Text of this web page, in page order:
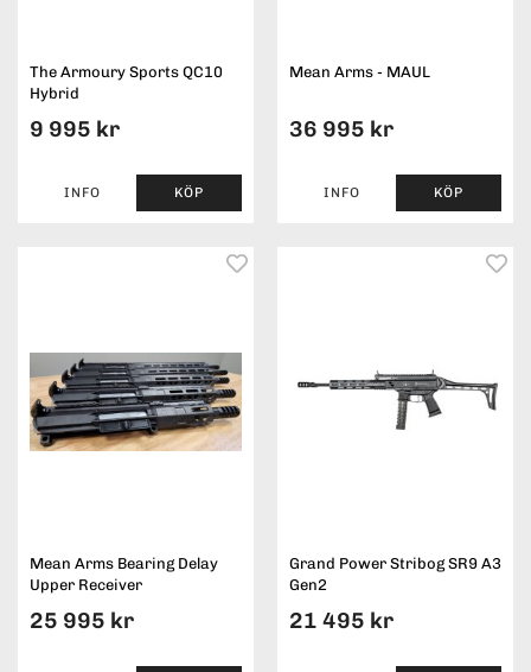
The Armoury Sports QC10
Hybrid
9 995 kr
INFO KÖP
Mean Arms - MAUL
36 995 kr
INFO KÖP
Mean Arms Bearing Delay
Upper Receiver
25 995 kr
Grand Power Stribog SR9 A3
Gen2
21 495 kr